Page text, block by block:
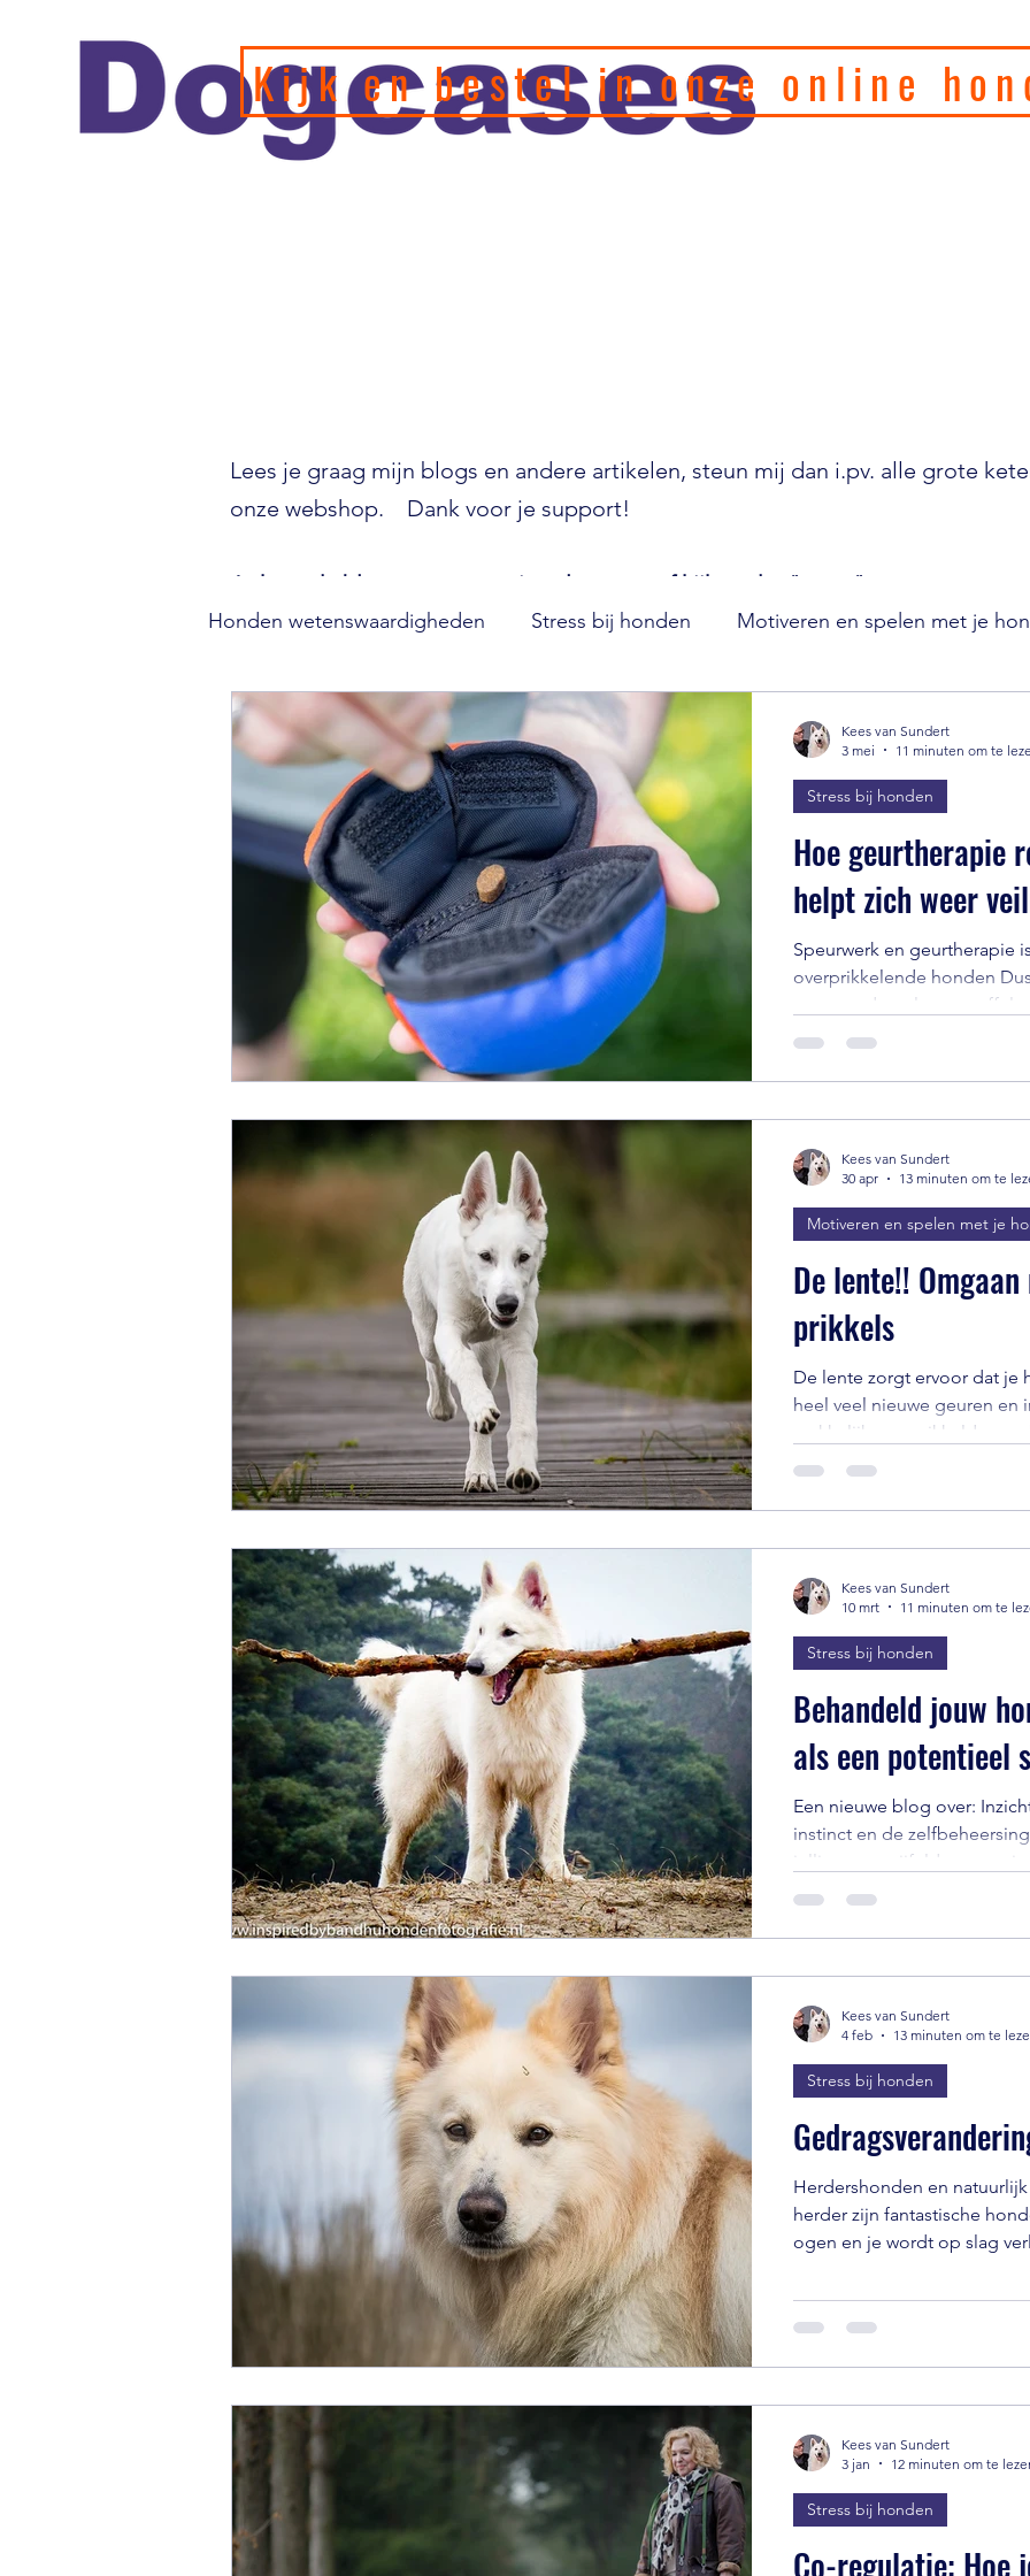
Kijk en bestel in onze online
Lees je graag mijn blogs en andere artikelen, steun mij dan i.pv. alle grote
onze webshop. Dank voor je support!
Je kunt de blogs op categorie selecteren of kijk onder "meer" voor nog meer
Honden wetenswaardigheden Stress bij honden Motiveren en spelen met je
Gezondheid van je hond Zwitserse witte herder
Relatie met je hond Training en opvoeding van je hond Vuurwerk
Hoe geurtherapie
helpt zich weer
Speurwerk en geurtherapie
overprikkelende honden Dus door je hond bewust of op
commando te laten
Daarom is speurwerk zo
Het haalt ze uit het
Stress bij honden
Kees van Sundert
3 mei
11 minuten om te
De lente!!
prikkels
De lente zorgt ervoor dat je
heel veel nieuwe geuren en
makkelijk overprikkeld van
aandacht van je hond weer
Motiveren en spelen met je
Kees van Sundert
30 apr
13 minuten om te
Behandeld jouw
als een potentieel
Een nieuwe blog over:
instinct en de
jullie ongetwijfeld weten,
zachtaardig, lief en
hoe baasgericht ze zijn
hun jachtdrift en kwaliteiten
Stress bij honden
Kees van Sundert
10 mrt
11 minuten om te
Herdershonden en
herder zijn fantastische
ogen en je wordt op slag
vriendelijke zachte karakter
please maken het
persoonlijkheid voor hun
Stress bij honden
Kees van Sundert
4 feb
13 minuten om te
Co-regulatie: Hoe
Stress bij honden
Kees van Sundert
3 jan
12 minuten om te